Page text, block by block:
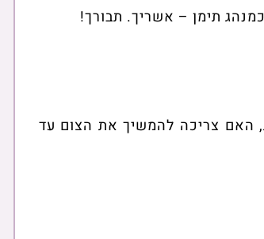
תימן – ‏אשריך. תבורך!‏
האם צריכה להמשיך את ‏הצום עד